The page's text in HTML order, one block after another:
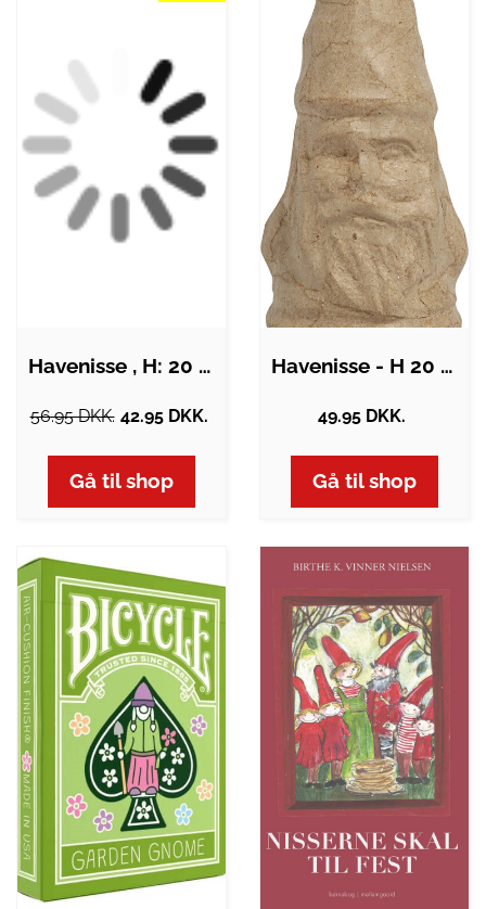
Havenisse , H: 20 cm, 1 stk.
56.95 DKK. 42.95 DKK.
Gå til shop
Havenisse - H 20 Cm - 1 Stk.
49.95 DKK.
Gå til shop